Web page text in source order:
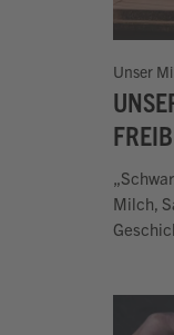
Unser
Milch,